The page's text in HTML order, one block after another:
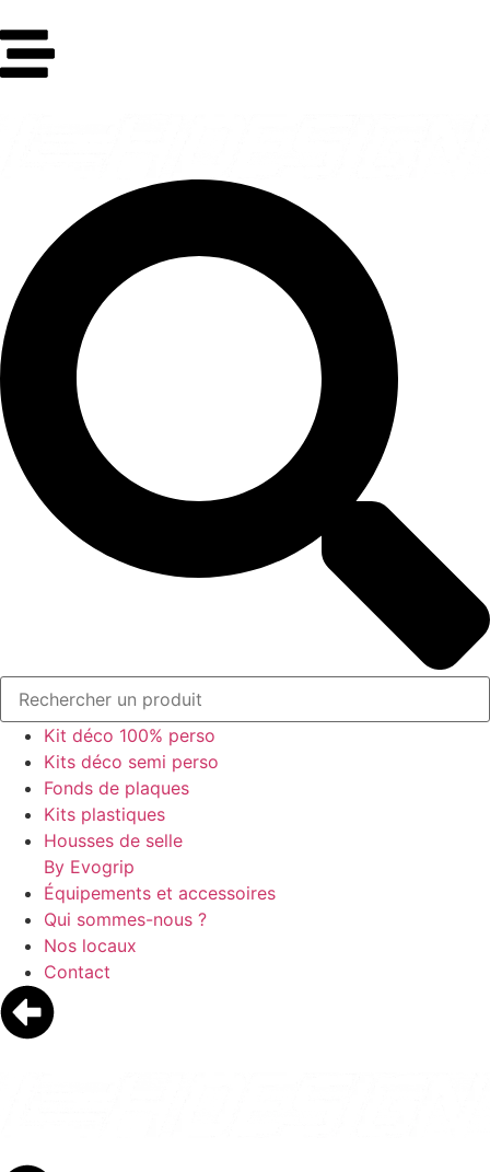
Kit déco 100% perso
Kits déco semi perso
Fonds de plaques
Kits plastiques
Housses de selle
By Evogrip
Équipements et accessoires
Qui sommes-nous ?
Nos locaux
Contact